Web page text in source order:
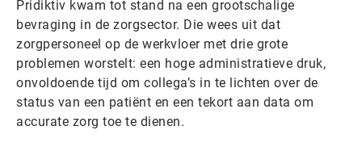
Pridiktiv kwam tot stand na een grootschalige
bevraging in de zorgsector. Die wees uit dat
zorgpersoneel op de werkvloer met drie grote
problemen worstelt: een hoge administratieve druk,
onvoldoende tijd om collega’s in te lichten over de
status van een patiënt en een tekort aan data om
accurate zorg toe te dienen.